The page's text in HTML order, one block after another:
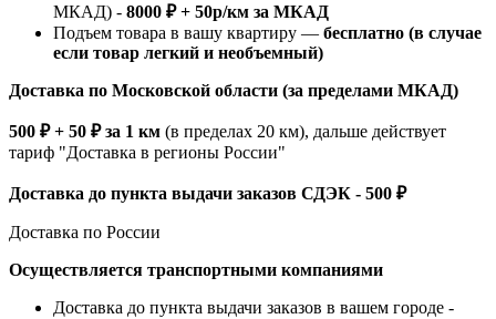
МКАД) - 8000 ₽ + 50р/км за МКАД
Подъем товара в вашу квартиру — бесплатно (в случае
если товар легкий и необъемный)
Доставка по Московской области (за пределами МКАД)
500 ₽ + 50 ₽ за 1 км (в пределах 20 км), дальше действует
тариф "Доставка в регионы России"
Доставка до пункта выдачи заказов СДЭК - 500 ₽
Доставка по России
Осуществляется транспортными компаниями
Доставка до пункта выдачи заказов в вашем городе -